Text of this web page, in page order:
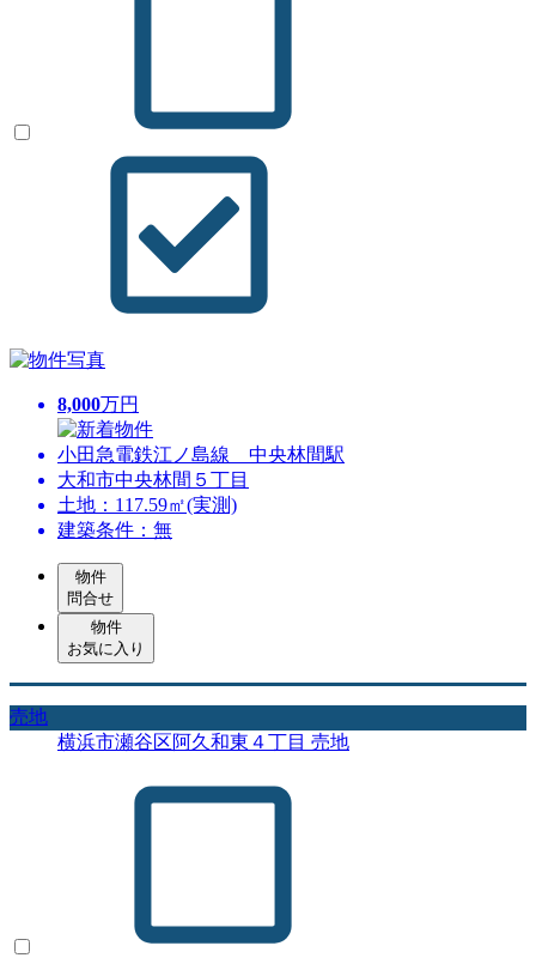
8,000万円
小田急電鉄江ノ島線 中央林間駅
大和市中央林間５丁目
土地：117.59㎡(実測)
建築条件：無
物件
問合せ
物件
お気に入り
売地
横浜市瀬谷区阿久和東４丁目 売地